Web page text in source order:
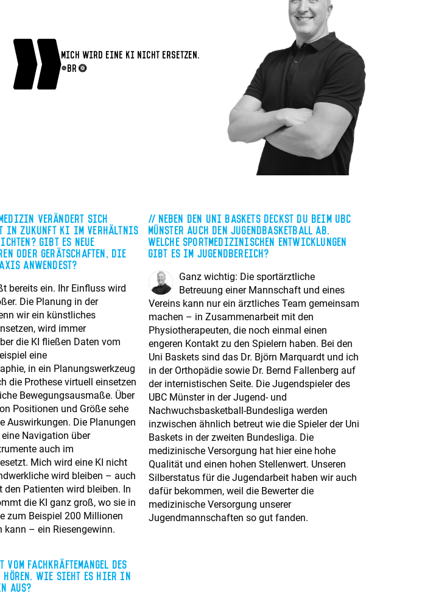
Mich wird eine KI nicht ersetzen.
<br>
verändert sich
in Zukunft KI im Verhältnis
Gibt es neue
oder Gerätschaften, die
anwendest?
bereits ein. Ihr Einfluss wird
Die Planung in der
wir ein künstliches
wird immer
die KI fließen Daten vom
eine
in ein Planungswerkzeug
die Prothese virtuell einsetzen
Bewegungsausmaße. Über
Positionen und Größe sehe
Auswirkungen. Die Planungen
Navigation über
auch im
Mich wird eine KI nicht
wird bleiben – auch
den Patienten wird bleiben. In
die KI ganz groß, wo sie in
zum Beispiel 200 Millionen
kann – ein Riesengewinn.
Fachkräftemangel des
hören. Wie sieht es hier in
aus?
Neben den Uni Baskets deckst du beim UBC
Münster auch den Jugendbasketball ab.
Welche sportmedizinischen Entwicklungen
gibt es im Jugendbereich?
Ganz wichtig: Die sportärztliche
Betreuung einer Mannschaft und eines
Vereins kann nur ein ärztliches Team gemeinsam
machen – in Zusammenarbeit mit den
Physiotherapeuten, die noch einmal einen
engeren Kontakt zu den Spielern haben. Bei den
Uni Baskets sind das Dr. Björn Marquardt und ich
in der Orthopädie sowie Dr. Bernd Fallenberg auf
der internistischen Seite. Die Jugendspieler des
UBC Münster in der Jugend- und
Nachwuchsbasketball-Bundesliga werden
inzwischen ähnlich betreut wie die Spieler der Uni
Baskets in der zweiten Bundesliga. Die
medizinische Versorgung hat hier eine hohe
Qualität und einen hohen Stellenwert. Unseren
Silberstatus für die Jugendarbeit haben wir auch
dafür bekommen, weil die Bewerter die
medizinische Versorgung unserer
Jugendmannschaften so gut fanden.